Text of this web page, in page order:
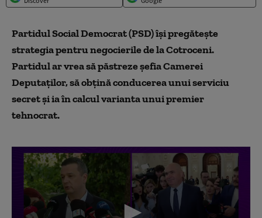
Partidul Social Democrat (PSD) își pregătește
strategia pentru negocierile de la Cotroceni.
Partidul ar vrea să păstreze șefia Camerei
Deputaților, să obțină conducerea unui serviciu
secret și ia în calcul varianta unui premier
tehnocrat.